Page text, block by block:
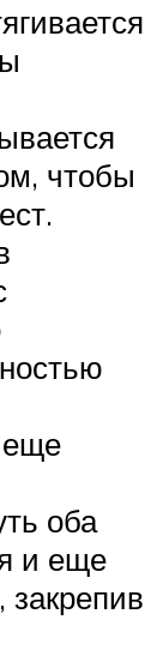
чтобы
еще
оба
и еще